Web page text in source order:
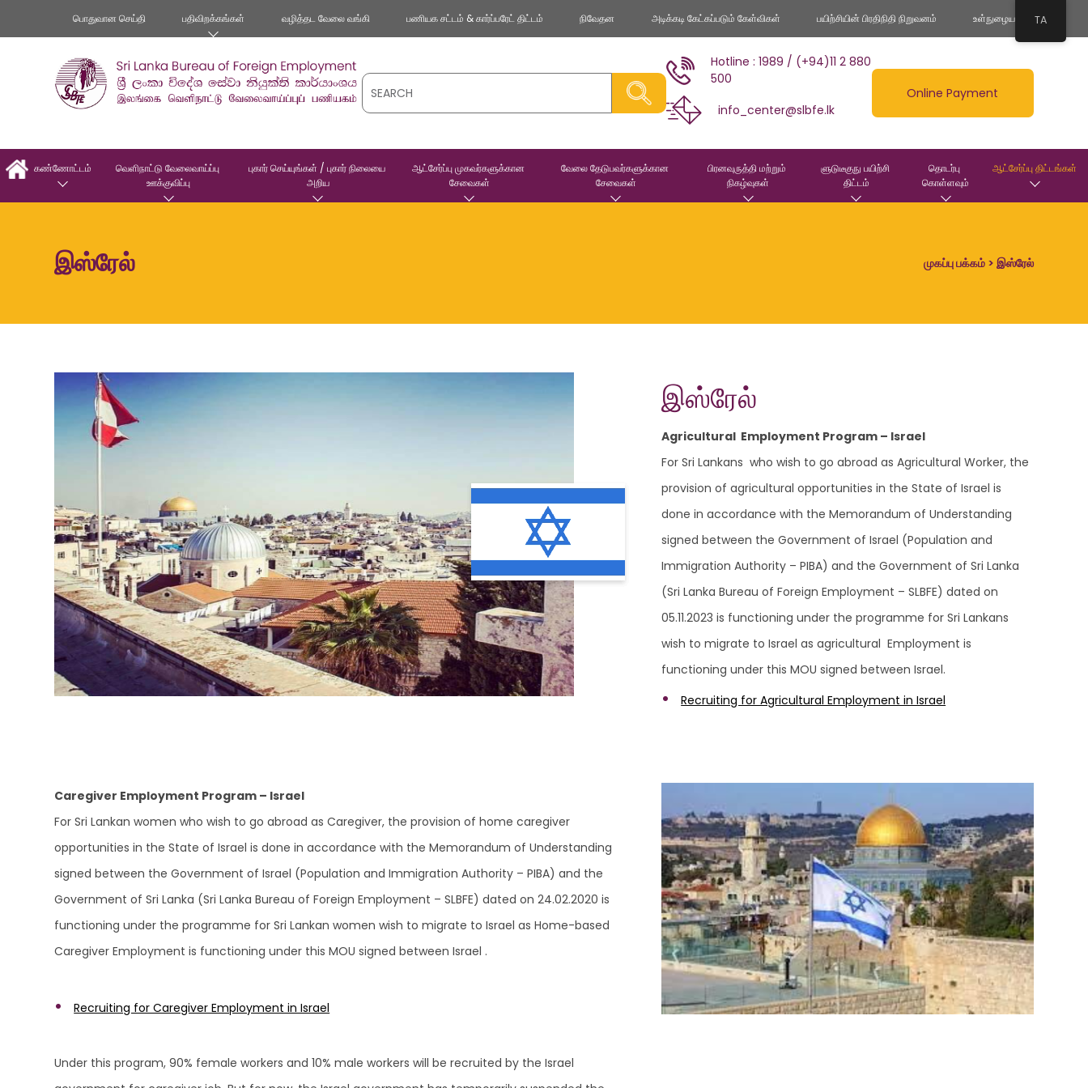
பொதுவான செய்தி பதிவிறக்கங்கள் வழித்தட வேலை வங்கி பணியக சட்டம் & கார்ப்பரேட் திட்டம் நிவேதன அடிக்கடி கேட்கப்படும் கேள்விகள் பயிற்சியின் பிரதிநிதி நிறுவனம் உள்நுழைய
Hotline : 1989 / (+94)11 2 880
500
info_center@slbfe.lk
Online Payment
கண்ணோட்டம்
வெளிநாட்டு வேலைவாய்ப்பு
ஊக்குவிப்பு
புகார் செய்யுங்கள் / புகார் நிலையை
அறிய
ஆட்சேர்ப்பு முகவர்களுக்கான
சேவைகள்
வேலை தேடுபவர்களுக்கான
சேவைகள்
பிரனவுருத்தி மற்றும்
நிகழ்வுகள்
ளுடுடீகுநு பயிற்சி
திட்டம்
தொடர்பு
கொள்ளவும்
ஆட்சேர்ப்பு திட்டங்கள்
இஸ்ரேல் முகப்பு பக்கம்> இஸ்ரேல்
இஸ்ரேல்
Agricultural Employment Program – Israel
For Sri Lankans who wish to go abroad as Agricultural Worker, the
provision of agricultural opportunities in the State of Israel is
done in accordance with the Memorandum of Understanding
signed between the Government of Israel (Population and
Immigration Authority – PIBA) and the Government of Sri Lanka
(Sri Lanka Bureau of Foreign Employment – SLBFE) dated on
05.11.2023 is functioning under the programme for Sri Lankans
wish to migrate to Israel as agricultural Employment is
functioning under this MOU signed between Israel.
Recruiting for Agricultural Employment in Israel
Caregiver Employment Program – Israel
For Sri Lankan women who wish to go abroad as Caregiver, the provision of home caregiver
opportunities in the State of Israel is done in accordance with the Memorandum of Understanding
signed between the Government of Israel (Population and Immigration Authority – PIBA) and the
Government of Sri Lanka (Sri Lanka Bureau of Foreign Employment – SLBFE) dated on 24.02.2020 is
functioning under the programme for Sri Lankan women wish to migrate to Israel as Home-based
Caregiver Employment is functioning under this MOU signed between Israel .
Recruiting for Caregiver Employment in Israel
Under this program, 90% female workers and 10% male workers will be recruited by the Israel
TA